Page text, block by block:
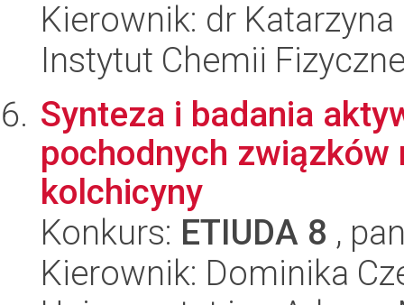
Kierownik: dr Katarzyna
Instytut Chemii
Synteza i badania
pochodnych
kolchicyny
Konkurs: ETIUDA 8 ,
Kierownik: Dominika